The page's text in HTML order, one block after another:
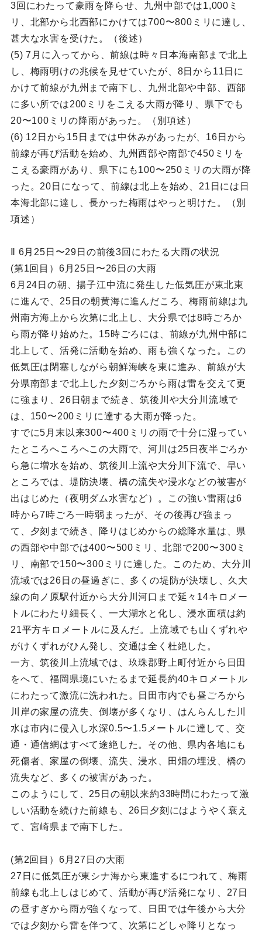
3回にわたって豪雨を降らせ、九州中部では1,000ミ
リ、北部から北西部にかけては700〜800ミリに達し、
甚大な水害を受けた。（後述）
(5) 7月に入ってから、前線は時々日本海南部まで北上
し、梅雨明けの兆候を見せていたが、8日から11日に
かけて前線が九州まで南下し、九州北部や中部、西部
に多い所では200ミリをこえる大雨が降り、県下でも
20〜100ミリの降雨があった。（別項述）
(6) 12日から15日までは中休みがあったが、16日から
前線が再ぴ活動を始め、九州西部や南部で450ミリを
こえる豪雨があり、県下にも100〜250ミリの大雨が降
った。20日になって、前線は北上を始め、21日には日
本海北部に達し、長かった梅雨はやっと明けた。（別
項述）
Ⅱ 6月25日〜29日の前後3回にわたる大雨の状況
(第1回目）6月25日〜26日の大雨
6月24日の朝、揚子江中流に発生した低気圧が東北東
に進んで、25日の朝黄海に進んだころ、梅雨前線は九
州南方海上から次第に北上し、大分県では8時ごろか
ら雨が降り始めた。15時ごろには、前線が九州中部に
北上して、活発に活動を始め、雨も強くなった。この
低気圧は閉塞しながら朝鮮海峡を東に進み、前線が大
分県南部まで北上した夕刻ごろから雨は雷を交えて更
に強まり、26日朝まで続き、筑後川や大分川流域で
は、150〜200ミリに達する大雨が降った。
すでに5月末以来300〜400ミリの雨で十分に湿ってい
たところへころへこの大雨で、河川は25日夜半ごろか
ら急に増水を始め、筑後川上流や大分川下流で、早い
ところでは、堤防決壊、橋の流失や浸水などの被害が
出はじめた（夜明ダム水害など）。この強い雷雨は6
時から7時ごろ一時弱まったが、その後再び強まっ
て、夕刻まで続き、降りはじめからの総降水量は、県
の西部や中部では400〜500ミリ、北部で200〜300ミ
リ、南部で150〜300ミリに達した。このため、大分川
流域では26日の昼過ぎに、多くの堤防が決壊し、久大
線の向ノ原駅付近から大分川河口まで延々14キロメー
トルにわたり細長く、一大湖水と化し、浸水面積は約
21平方キロメートルに及んだ。上流域でも山くずれや
がけくずれがひん発し、交通は全く杜絶した。
一方、筑後川上流域では、玖珠郡野上町付近から日田
をへて、福岡県境にいたるまで延長約40キロメートル
にわたって激流に洗われた。日田市内でも昼ごろから
川岸の家屋の流失、倒壊が多くなり、はんらんした川
水は市内に侵入し水深0.5〜1.5メートルに達して、交
通・通信網はすべて途絶した。その他、県内各地にも
死傷者、家屋の倒壊、流失、浸水、田畑の埋没、橋の
流失など、多くの被害があった。
このようにして、25日の朝以来約33時間にわたって激
しい活動を続けた前線も、26日夕刻にはようやく衰え
て、宮崎県まで南下した。
(第2回目）6月27日の大雨
27日に低気圧が東シナ海から東進するにつれて、梅雨
前線も北上しはじめて、活動が再び活発になり、27日
の昼すぎから雨が強くなって、日田では午後から大分
では夕刻から雷を伴つて、次第にどしゃ降りとなっ